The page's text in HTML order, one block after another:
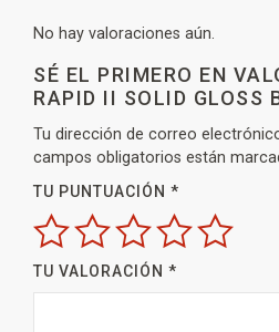
No hay valoraciones aún.
SÉ EL PRIMERO EN
RAPID II SOLID GLOSS
Tu dirección de correo
campos obligatorios están
TU PUNTUACIÓN *
TU VALORACIÓN *